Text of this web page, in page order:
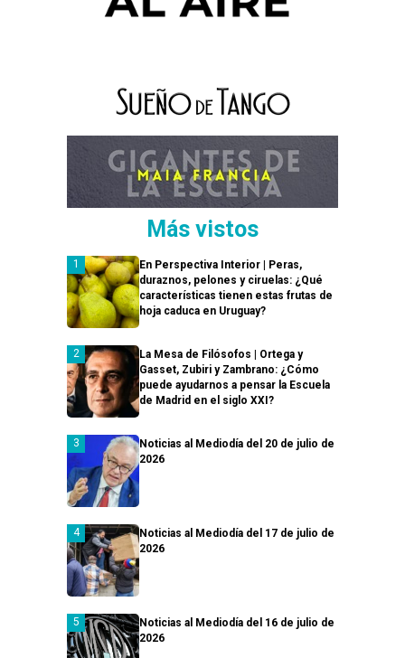
Más vistos
En Perspectiva Interior | Peras,
duraznos, pelones y ciruelas: ¿Qué
características tienen estas frutas de
hoja caduca en Uruguay?
La Mesa de Filósofos | Ortega y
Gasset, Zubiri y Zambrano: ¿Cómo
puede ayudarnos a pensar la Escuela
de Madrid en el siglo XXI?
Noticias al Mediodía del 20 de julio de
2026
Noticias al Mediodía del 17 de julio de
2026
Noticias al Mediodía del 16 de julio de
2026